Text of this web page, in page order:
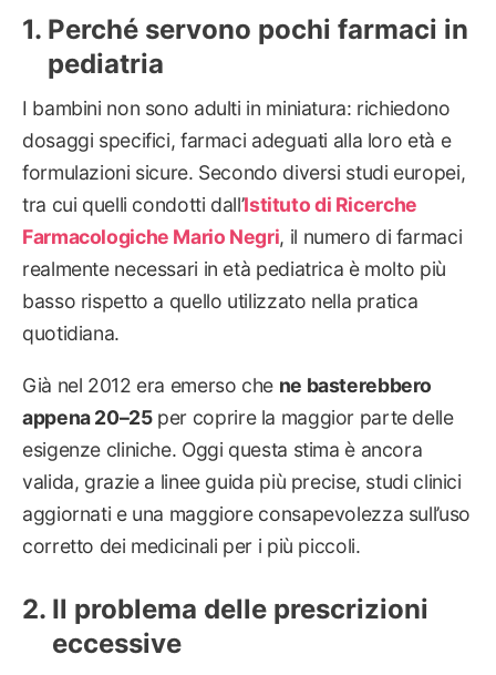
Perché servono pochi farmaci in
pediatria
I bambini non sono adulti in miniatura: richiedono
dosaggi specifici, farmaci adeguati alla loro età e
formulazioni sicure. Secondo diversi studi europei,
tra cui quelli condotti dall’Istituto di Ricerche
Farmacologiche Mario Negri, il numero di farmaci
realmente necessari in età pediatrica è molto più
basso rispetto a quello utilizzato nella pratica
quotidiana.
Già nel 2012 era emerso che ne basterebbero
appena 20–25per coprire la maggior parte delle
esigenze cliniche. Oggi questa stima è ancora
valida, grazie a linee guida più precise, studi clinici
aggiornati e una maggiore consapevolezza sull’uso
corretto dei medicinali per i più piccoli.
Il problema delle prescrizioni
eccessive